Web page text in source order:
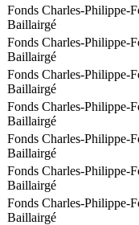
Fonds Charles-Philippe-
Baillairgé
Fonds Charles-Philippe-
Baillairgé
Fonds Charles-Philippe-
Baillairgé
Fonds Charles-Philippe-
Baillairgé
Fonds Charles-Philippe-
Baillairgé
Fonds Charles-Philippe-
Baillairgé
Fonds Charles-Philippe-
Baillairgé